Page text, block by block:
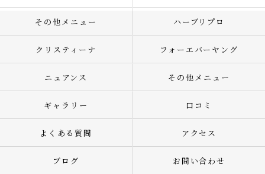
その他メニュー ハーブリプロ
クリスティーナ フォーエバーヤング
ニュアンス その他メニュー
ギャラリー 口コミ
よくある質問 アクセス
ブログ お問い合わせ